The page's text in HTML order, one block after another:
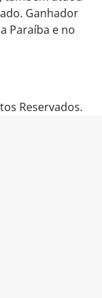
Ganhador
Paraíba e no
Reservados.